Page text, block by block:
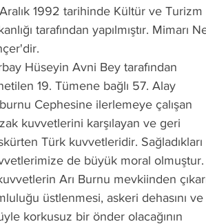
1992 tarihinde Kültür ve Turizm
tarafından yapılmıştır. Mimarı
Hüseyin Avni Bey tarafından
19. Tümene bağlı 57. Alay
Cephesine ilerlemeye çalışan
kuvvetlerini karşılayan ve geri
Türk kuvvetleridir. Sağladıkları
de büyük moral olmuştur.
Arı Burnu mevkiinden
üstlenmesi, askeri dehasını ve
korkusuz bir önder olacağının